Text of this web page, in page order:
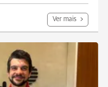
Ver mais